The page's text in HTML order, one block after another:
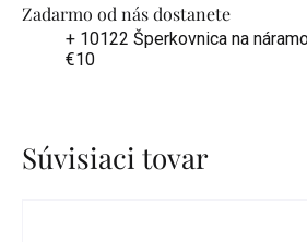
Zadarmo od nás dostanete
+ 10122 Šperkovnica na
€10
Súvisiaci tovar